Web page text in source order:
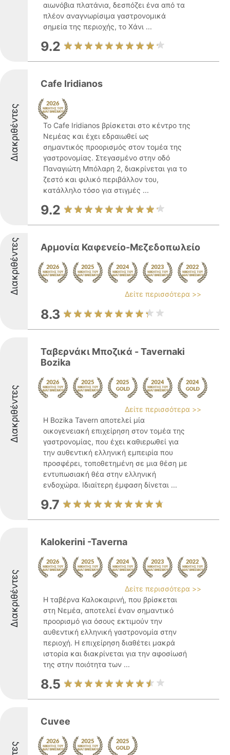
αιωνόβια πλατάνια, δεσπόζει ένα από τα
πλέον αναγνωρίσιμα γαστρονομικά
σημεία της περιοχής, το Χάνι ...
9.2
Διακριθέντες
Cafe Iridianos
Το Cafe Iridianos βρίσκεται στο κέντρο της
Νεμέας και έχει εδραιωθεί ως
σημαντικός προορισμός στον τομέα της
γαστρονομίας. Στεγασμένο στην οδό
Παναγιώτη Μπόλαρη 2, διακρίνεται για το
ζεστό και φιλικό περιβάλλον του,
κατάλληλο τόσο για στιγμές ...
9.2
Διακριθέντες Αρμονία Καφενείο-Μεζεδοπωλείο
Δείτε περισσότερα >>
8.3
Διακριθέντες
Ταβερνάκι Μποζικά - Tavernaki
Bozika
Δείτε περισσότερα >>
Η Bozika Tavern αποτελεί μία
οικογενειακή επιχείρηση στον τομέα της
γαστρονομίας, που έχει καθιερωθεί για
την αυθεντική ελληνική εμπειρία που
προσφέρει, τοποθετημένη σε μια θέση με
εντυπωσιακή θέα στην ελληνική
ενδοχώρα. Ιδιαίτερη έμφαση δίνεται ...
9.7
Διακριθέντες
Kalokerini -Taverna
Δείτε περισσότερα >>
Η ταβέρνα Καλοκαιρινή, που βρίσκεται
στη Νεμέα, αποτελεί έναν σημαντικό
προορισμό για όσους εκτιμούν την
αυθεντική ελληνική γαστρονομία στην
περιοχή. Η επιχείρηση διαθέτει μακρά
ιστορία και διακρίνεται για την αφοσίωσή
της στην ποιότητα των ...
8.5
Cuvee